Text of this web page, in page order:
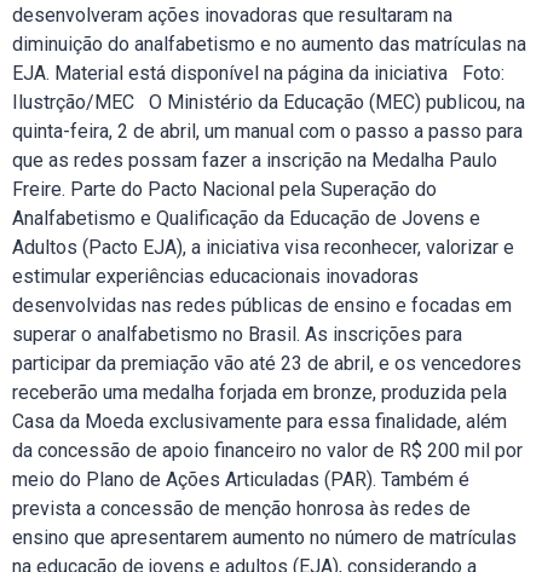
desenvolveram ações inovadoras que resultaram na
diminuição do analfabetismo e no aumento das matrículas na
EJA. Material está disponível na página da iniciativa Foto:
Ilustrção/MEC O Ministério da Educação (MEC) publicou, na
quinta-feira, 2 de abril, um manual com o passo a passo para
que as redes possam fazer a inscrição na Medalha Paulo
Freire. Parte do Pacto Nacional pela Superação do
Analfabetismo e Qualificação da Educação de Jovens e
Adultos (Pacto EJA), a iniciativa visa reconhecer, valorizar e
estimular experiências educacionais inovadoras
desenvolvidas nas redes públicas de ensino e focadas em
superar o analfabetismo no Brasil. As inscrições para
participar da premiação vão até 23 de abril, e os vencedores
receberão uma medalha forjada em bronze, produzida pela
Casa da Moeda exclusivamente para essa finalidade, além
da concessão de apoio financeiro no valor de R$ 200 mil por
meio do Plano de Ações Articuladas (PAR). Também é
prevista a concessão de menção honrosa às redes de
ensino que apresentarem aumento no número de matrículas
na educação de jovens e adultos (EJA), considerando a